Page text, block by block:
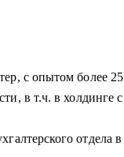
с опытом более
в т.ч. в
отдела